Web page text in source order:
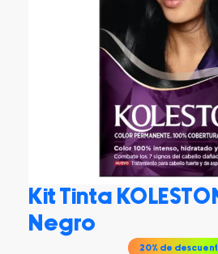
Kit Tinta
Negro
20% de